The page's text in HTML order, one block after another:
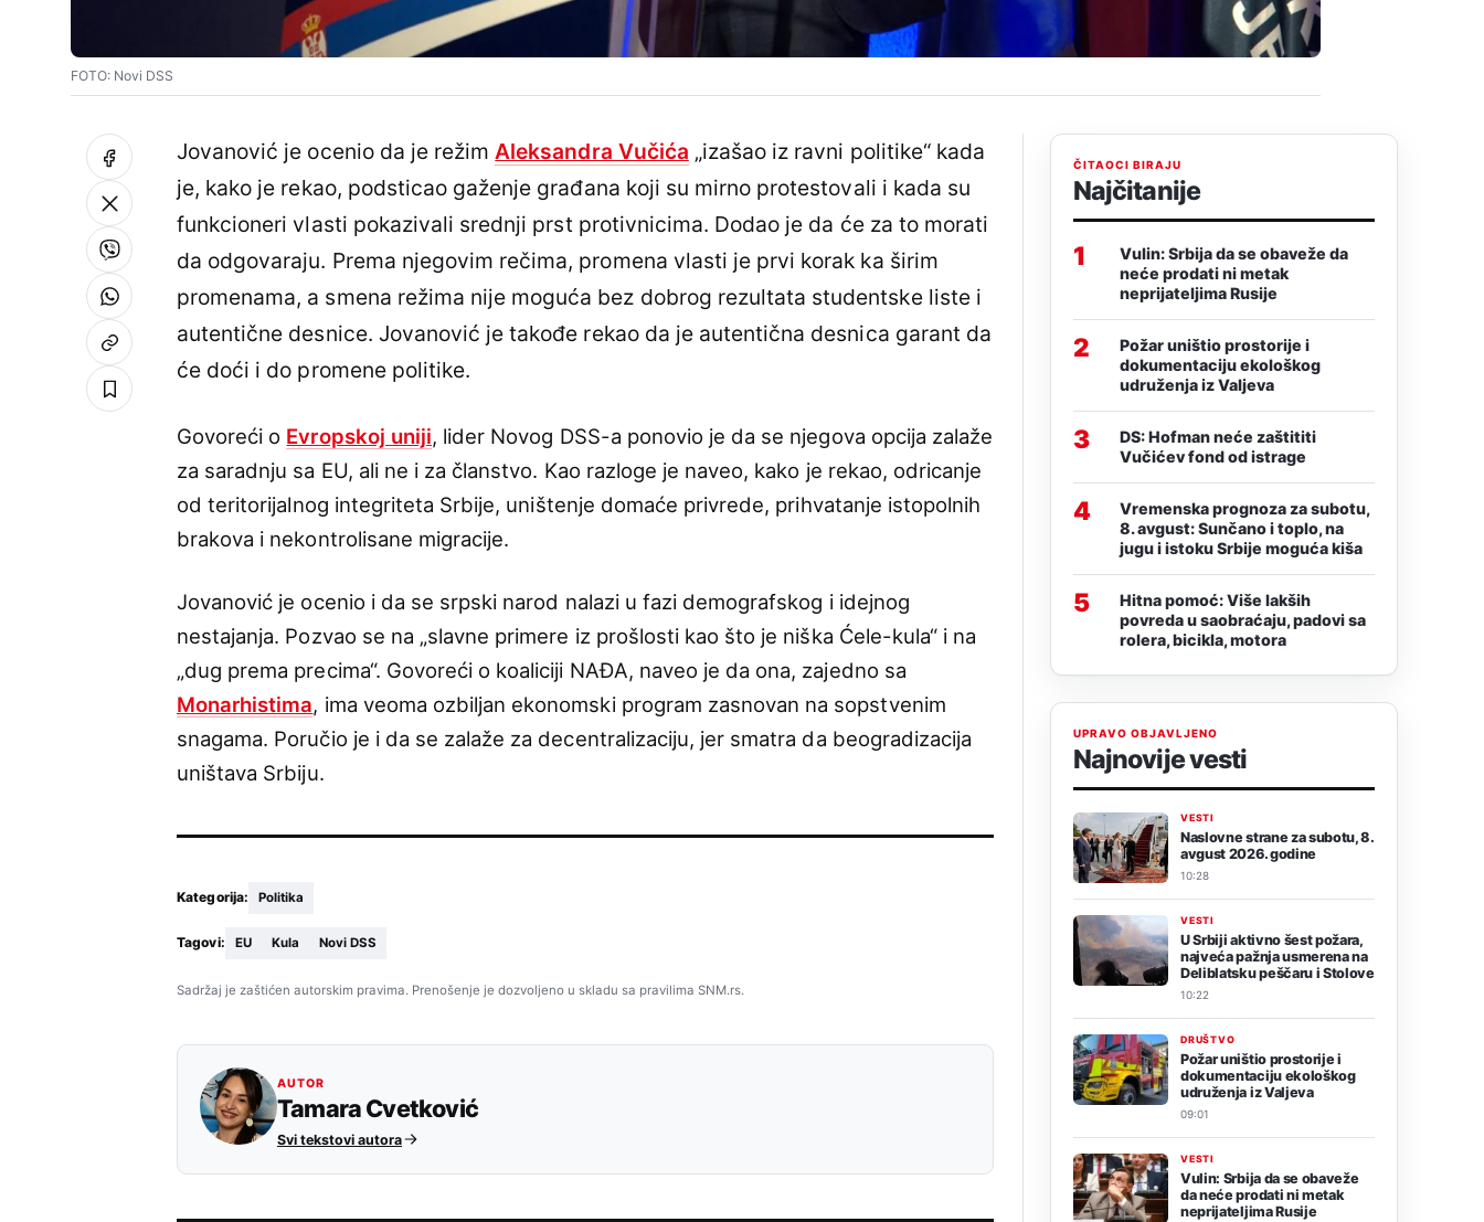
FOTO: Novi DSS
Jovanović je ocenio da je režimAleksandra Vučića „izašao iz ravni politike“ kada
je, kako je rekao, podsticao gaženje građana koji su mirno protestovali i kada su
funkcioneri vlasti pokazivali srednji prst protivnicima. Dodao je da će za to morati
da odgovaraju. Prema njegovim rečima, promena vlasti je prvi korak ka širim
promenama, a smena režima nije moguća bez dobrog rezultata studentske liste i
autentične desnice. Jovanović je takođe rekao da je autentična desnica garant da
će doći i do promene politike.
Govoreći o Evropskoj uniji, lider Novog DSS-a ponovio je da se njegova opcija zalaže
za saradnju sa EU, ali ne i za članstvo. Kao razloge je naveo, kako je rekao, odricanje
od teritorijalnog integriteta Srbije, uništenje domaće privrede, prihvatanje istopolnih
brakova i nekontrolisane migracije.
Jovanović je ocenio i da se srpski narod nalazi u fazi demografskog i idejnog
nestajanja. Pozvao se na „slavne primere iz prošlosti kao što je niška Ćele-kula“ i na
„dug prema precima“. Govoreći o koaliciji NAĐA, naveo je da ona, zajedno sa
Monarhistima, ima veoma ozbiljan ekonomski program zasnovan na sopstvenim
snagama. Poručio je i da se zalaže za decentralizaciju, jer smatra da beogradizacija
uništava Srbiju.
Kategorija: Politika
Tagovi: EU Kula Novi DSS
Sadržaj je zaštićen autorskim pravima. Prenošenje je dozvoljeno u skladu sa pravilima SNM.rs.
AUTOR
Tamara Cvetković
Svi tekstovi autora
ČITAOCI BIRAJU
Najčitanije
1
Vulin: Srbija da se obaveže da
neće prodati ni metak
neprijateljima Rusije
2
Požar uništio prostorije i
dokumentaciju ekološkog
udruženja iz Valjeva
3
DS: Hofman neće zaštititi
Vučićev fond od istrage
4
Vremenska prognoza za subotu,
8. avgust: Sunčano i toplo, na
jugu i istoku Srbije moguća kiša
5
Hitna pomoć: Više lakših
povreda u saobraćaju, padovi sa
rolera, bicikla, motora
UPRAVO OBJAVLJENO
Najnovije vesti
VESTI
Naslovne strane za subotu, 8.
avgust 2026. godine
10:28
VESTI
U Srbiji aktivno šest požara,
najveća pažnja usmerena na
Deliblatsku peščaru i Stolove
10:22
DRUŠTVO
Požar uništio prostorije i
dokumentaciju ekološkog
udruženja iz Valjeva
09:01
VESTI
Vulin: Srbija da se obaveže
da neće prodati ni metak
neprijateljima Rusije